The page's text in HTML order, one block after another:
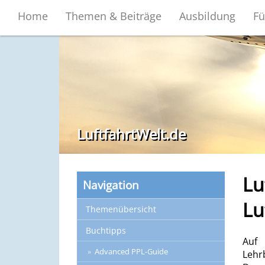
Home Themen & Beiträge Ausbildung
LuftfahrtWelt.de
Navigation
Themenübersicht
Buchtipps
Advanced PPL-Guide
Auf